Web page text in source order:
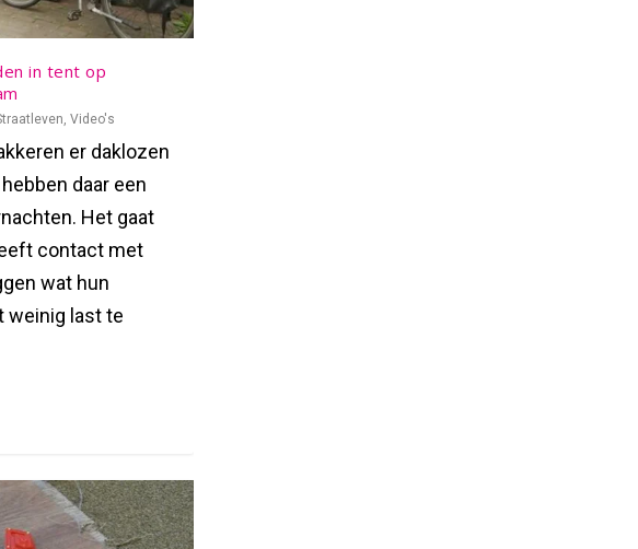
in tent op
, Video's
er daklozen
daar een
Het gaat
contact met
wat hun
weinig last te